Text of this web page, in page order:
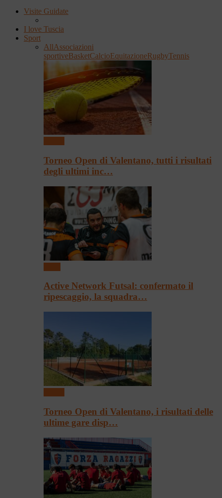
Visite Guidate
I love Tuscia
Sport
AllAssociazioni
sportiveBasketCalcioEquitazioneRugbyTennis
Torneo Open di Valentano, tutti i risultati
degli ultimi inc…
Active Network Futsal: confermato il
ripescaggio, la squadra…
Torneo Open di Valentano, i risultati delle
ultime gare disp…